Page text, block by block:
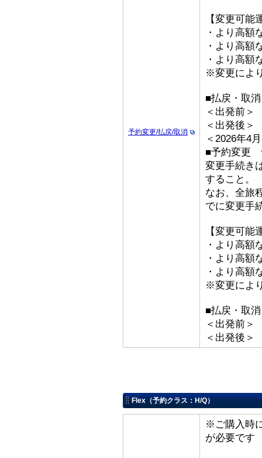
予約変更/払戻/取消
【変更可能
・より高額
・より高額
・より高額
※変更によ
■払戻・取消
＜出発前＞
＜出発後
＜2026年4
■予約変更
変更手続き
すること。
なお、全旅
でに変更手
【変更可能
・より高額
・より高額
・より高額
※変更によ
■払戻・取消
＜出発前＞
＜出発後
Flex（予約クラス：H/Q）
※ご購入時
が必要です